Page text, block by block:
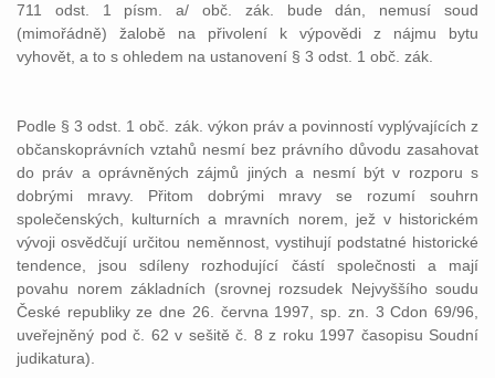
711 odst. 1 písm. a/ obč. zák. bude dán, nemusí soud
(mimořádně) žalobě na přivolení k výpovědi z nájmu bytu
vyhovět, a to s ohledem na ustanovení § 3 odst. 1 obč. zák.
Podle § 3 odst. 1 obč. zák. výkon práv a povinností vyplývajících z
občanskoprávních vztahů nesmí bez právního důvodu zasahovat
do práv a oprávněných zájmů jiných a nesmí být v rozporu s
dobrými mravy. Přitom dobrými mravy se rozumí souhrn
společenských, kulturních a mravních norem, jež v historickém
vývoji osvědčují určitou neměnnost, vystihují podstatné historické
tendence, jsou sdíleny rozhodující částí společnosti a mají
povahu norem základních (srovnej rozsudek Nejvyššího soudu
České republiky ze dne 26. června 1997, sp. zn. 3 Cdon 69/96,
uveřejněný pod č. 62 v sešitě č. 8 z roku 1997 časopisu Soudní
judikatura).